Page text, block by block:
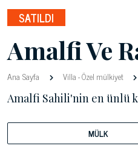
SATILDI
Amalfi Ve
Ana Sayfa Villa-Özel mülkiyet
Amalfi Sahili'nin en ünlü
MÜLK